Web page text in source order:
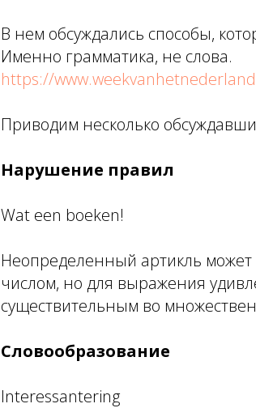
В нем обсуждались способы,
Именно грамматика, не слова.
https://
Приводим несколько
Нарушение правил
Wat een boeken!
Неопределенный артикль может
числом, но для выражения
существительным во
Cловообразование
Interessantering